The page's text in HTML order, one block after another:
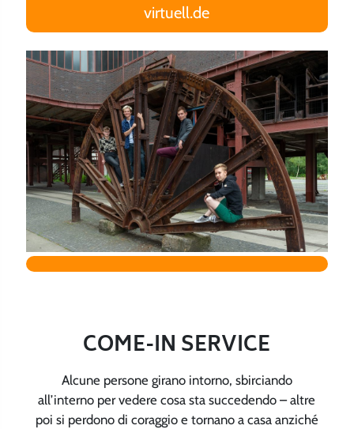
virtuell.de
COME-IN SERVICE
Alcune persone girano intorno, sbirciando
all’interno per vedere cosa sta succedendo – altre
poi si perdono di coraggio e tornano a casa anziché